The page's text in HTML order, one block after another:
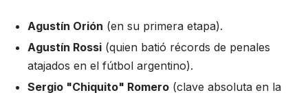
Agustín Orión (en su primera etapa).
Agustín Rossi (quien batió récords de penales
atajados en el fútbol argentino).
Sergio "Chiquito" Romero (clave absoluta en la